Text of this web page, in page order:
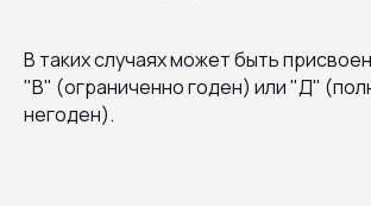
В таких случаях может быть
"В" (ограниченно годен) или "Д"
негоден).